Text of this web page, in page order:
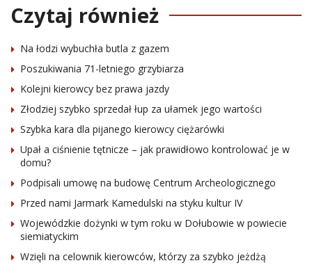
Czytaj również
Na łodzi wybuchła butla z gazem
Poszukiwania 71-letniego grzybiarza
Kolejni kierowcy bez prawa jazdy
Złodziej szybko sprzedał łup za ułamek jego wartości
Szybka kara dla pijanego kierowcy ciężarówki
Upał a ciśnienie tętnicze – jak prawidłowo kontrolować je w
domu?
Podpisali umowę na budowę Centrum Archeologicznego
Przed nami Jarmark Kamedulski na styku kultur IV
Wojewódzkie dożynki w tym roku w Dołubowie w powiecie
siemiatyckim
Wzięli na celownik kierowców, którzy za szybko jeżdżą